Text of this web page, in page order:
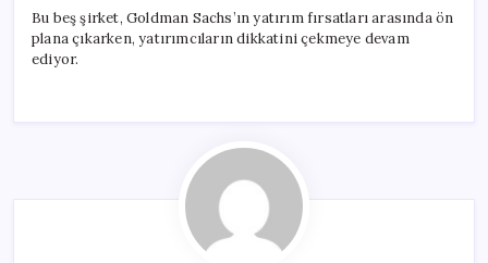
Bu beş şirket, Goldman Sachs’ın yatırım fırsatları arasında ön
plana çıkarken, yatırımcıların dikkatini çekmeye devam
ediyor.